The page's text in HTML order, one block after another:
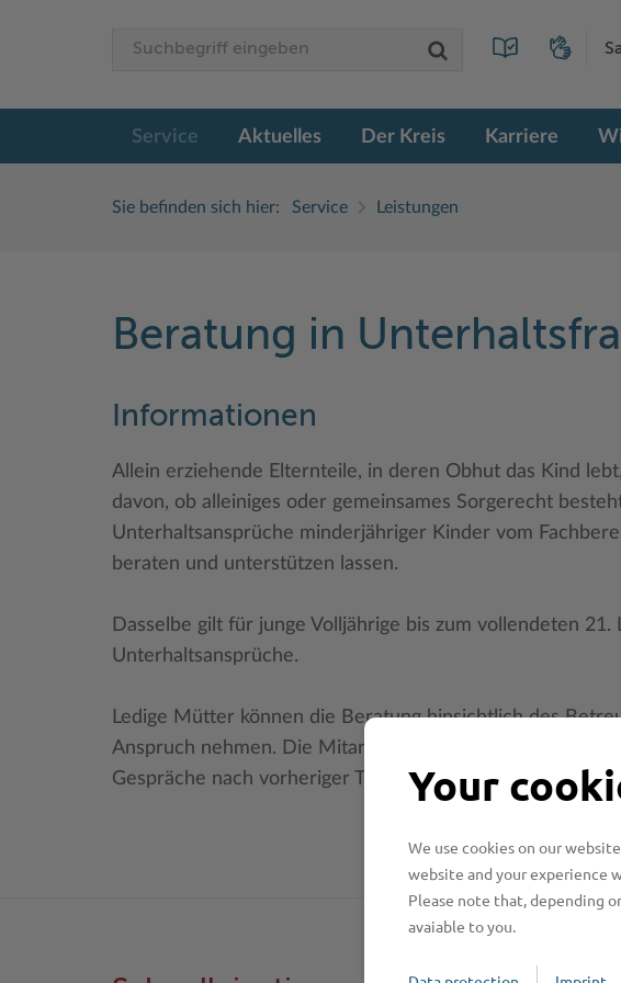
Service Aktuelles Der Kreis Karriere
Sie befinden sich hier: Service Leistungen
Beratung in
Informationen
Allein erziehende Elternteile, in deren Obhut das Kind
davon, ob alleiniges oder gemeinsames Sorgerecht
Unterhaltsansprüche minderjähriger Kinder vom
beraten und unterstützen lassen.
Dasselbe gilt für junge Volljährige bis zum vollendeten 21.
Unterhaltsansprüche.
Ledige Mütter können die Beratung hinsichtlich des
Anspruch nehmen. Die Mitarbeiterinnen des Teams
Gespräche nach vorheriger Terminabsprache zur
Your
We use cookies on our
website and your experience
Please note that, depending
avaiable to you.